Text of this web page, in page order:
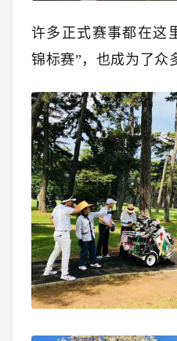
许多正式赛事都在这
锦标赛”，也成为了众